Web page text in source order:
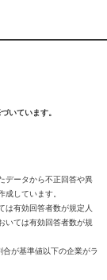
いています。
データから不正回答や異
しています。
有効回答者数が規定人
いては有効回答者数が規
が基準値以下の企業がラ